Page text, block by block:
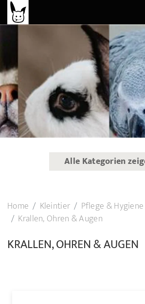
Alle Kategorien
Home Kleintier
Pflege & Hygiene
Krallen, Ohren & Augen
KRALLEN, OHREN & AUGEN